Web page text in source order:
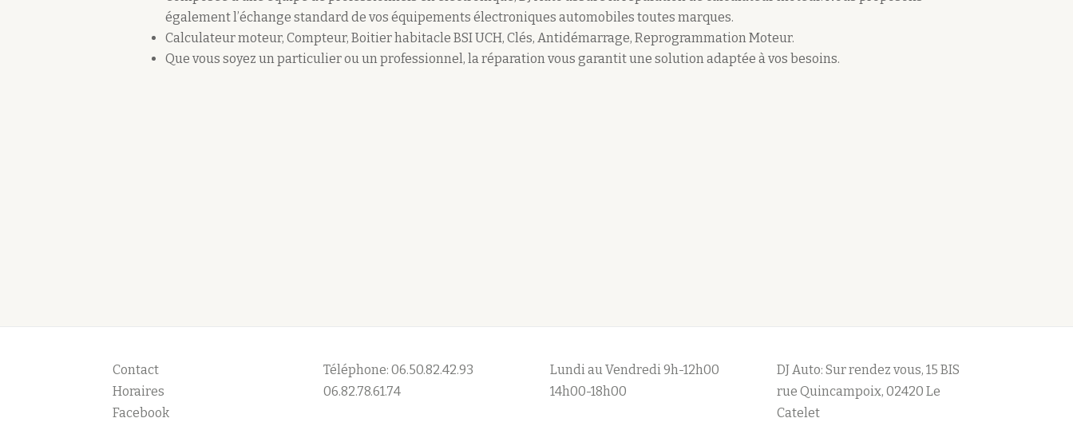
également l’échange standard de vos équipements électroniques automobiles toutes marques.
Calculateur moteur, Compteur, Boitier habitacle BSI UCH, Clés, Antidémarrage, Reprogrammation Moteur.
Que vous soyez un particulier ou un professionnel, la réparation vous garantit une solution adaptée à vos besoins.
Contact
Horaires
Facebook
Téléphone: 06.50.82.42.93
06.82.78.61.74
Lundi au Vendredi 9h-12h00
14h00-18h00
DJ Auto: Sur rendez vous, 15 BIS
rue Quincampoix, 02420 Le
Catelet